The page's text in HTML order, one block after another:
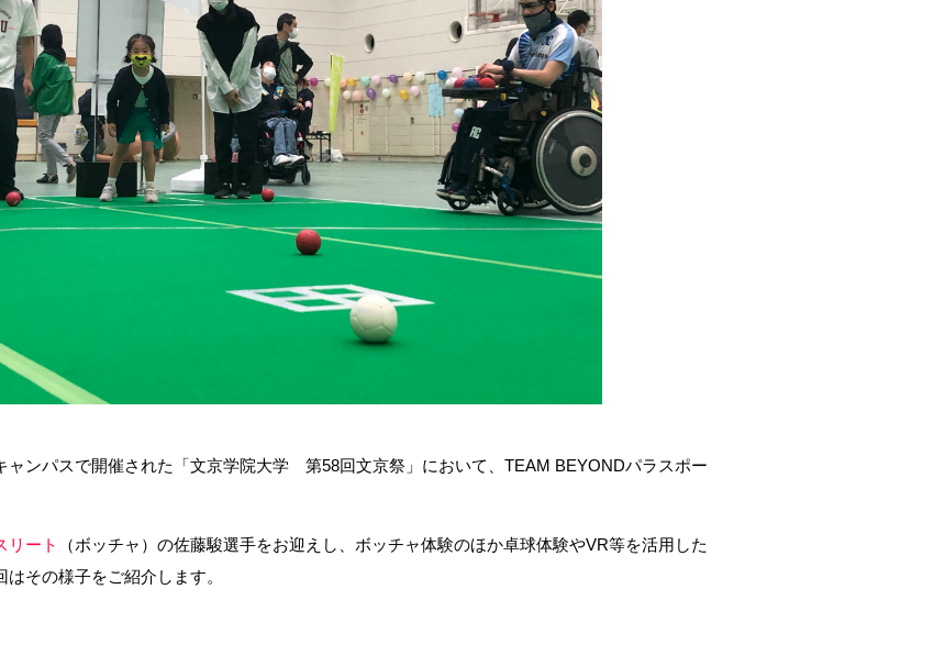
ャンパスで開催された「文京学院大学 第58回文京祭」において、TEAM BEYONDパラスポー
リート
（ボッチャ）の佐藤駿選手をお迎えし、ボッチャ体験のほか卓球体験やVR等を活用した
その様子をご紹介します。